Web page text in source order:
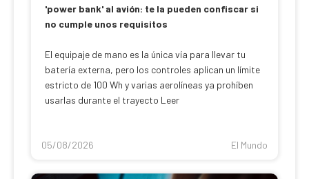
'power bank' al avión: te la pueden confiscar si
no cumple unos requisitos
El equipaje de mano es la única vía para llevar tu
batería externa, pero los controles aplican un límite
estricto de 100 Wh y varias aerolíneas ya prohíben
usarlas durante el trayecto Leer
05/08/2026 El Mundo